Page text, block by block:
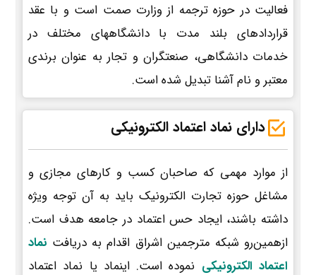
فعالیت در حوزه ترجمه از وزارت صمت است و با عقد
قراردادهای بلند مدت با دانشگاههای مختلف در
خدمات دانشگاهی، صنعتگران و تجار به عنوان برندی
معتبر و نام آشنا تبدیل شده است.
دارای نماد اعتماد الکترونیکی
از موارد مهمی که صاحبان کسب و کارهای مجازی و
مشاغل حوزه تجارت الکترونیک باید به آن توجه ویژه
داشته باشند، ایجاد حس اعتماد در جامعه هدف است.
ازهمین‌رو شبکه مترجمین اشراق اقدام به دریافت نماد
اعتماد الکترونیکی نموده است. اینماد یا نماد اعتماد